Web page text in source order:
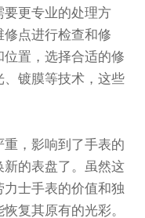
更专业的处理方
点进行检查和修
置，选择合适的修
镀膜等技术，这些
，影响到了手表的
的表盘了。虽然这
士手表的价值和独
复其原有的光彩。